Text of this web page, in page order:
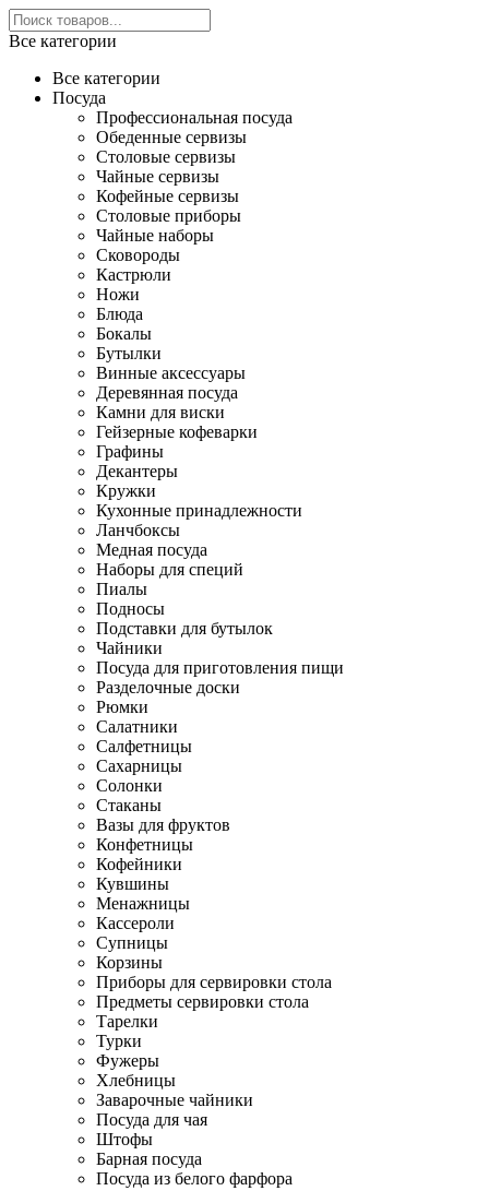
Все категории
Все категории
Посуда
Профессиональная посуда
Обеденные сервизы
Столовые сервизы
Чайные сервизы
Кофейные сервизы
Столовые приборы
Чайные наборы
Сковороды
Кастрюли
Ножи
Блюда
Бокалы
Бутылки
Винные аксессуары
Деревянная посуда
Камни для виски
Гейзерные кофеварки
Графины
Декантеры
Кружки
Кухонные принадлежности
Ланчбоксы
Медная посуда
Наборы для специй
Пиалы
Подносы
Подставки для бутылок
Чайники
Посуда для приготовления пищи
Разделочные доски
Рюмки
Салатники
Салфетницы
Сахарницы
Солонки
Стаканы
Вазы для фруктов
Конфетницы
Кофейники
Кувшины
Менажницы
Кассероли
Супницы
Корзины
Приборы для сервировки стола
Предметы сервировки стола
Тарелки
Турки
Фужеры
Хлебницы
Заварочные чайники
Посуда для чая
Штофы
Барная посуда
Посуда из белого фарфора